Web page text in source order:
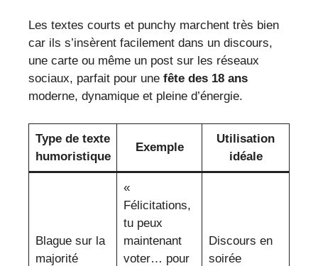
Les textes courts et punchy marchent très bien
car ils s’insèrent facilement dans un discours,
une carte ou même un post sur les réseaux
sociaux, parfait pour une fête des 18 ans
moderne, dynamique et pleine d’énergie.
Type de texte
humoristique
Exemple
Utilisation
idéale
Blague sur la
majorité
«
Félicitations,
tu peux
maintenant
voter… pour
Discours en
soirée